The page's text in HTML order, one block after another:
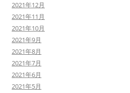
2021年12月
2021年11月
2021年10月
2021年9月
2021年8月
2021年7月
2021年6月
2021年5月